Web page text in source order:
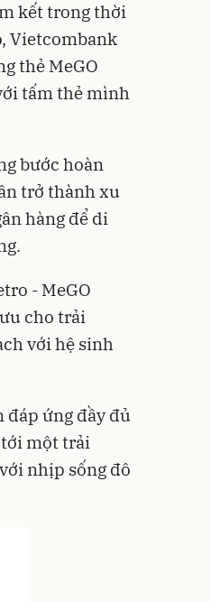
kết trong thời
Vietcombank
thẻ MeGO
tấm thẻ mình
bước hoàn
trở thành xu
hàng để di
- MeGO
cho trải
với hệ sinh
đáp ứng đầy đủ
tới một trải
nhịp sống đô